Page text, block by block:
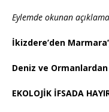
Eylemde okunan
İkizdere’den
Deniz ve
EKOLOJİK İFSADA